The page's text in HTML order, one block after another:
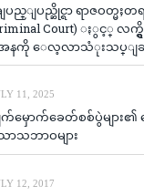
ပည္ျပည္ဆိုင္ရာ ရာဇဝတ္မႈတ
Court) ႏွင့္ လက္ရွိ
နကို ေလ့လာသံုးသပ္ျခ
11, 2025
က်မှောက်ခေတ်စစ်ပွဲများ
ာသဘာဝများ
12, 2017